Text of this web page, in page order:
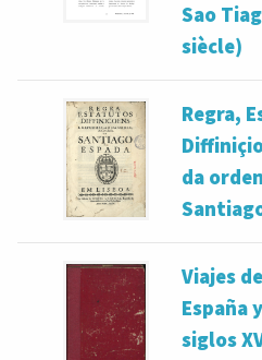
Sao
siècle)
Regra,
da
Viajes
España
siglos